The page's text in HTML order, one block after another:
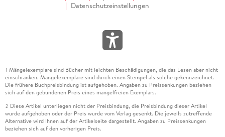
Datenschutzeinstellungen
1 Mängelexemplare sind Bücher mit leichten Beschädigungen, die das Lesen aber nicht
einschränken. Mängelexemplare sind durch einen Stempel als solche gekennzeichnet.
Die frühere Buchpreisbindung ist aufgehoben. Angaben zu Preissenkungen beziehen
sich auf den gebundenen Preis eines mangelfreien Exemplars.
2 Diese Artikel unterliegen nicht der Preisbindung, die Preisbindung dieser Artikel
wurde aufgehoben oder der Preis wurde vom Verlag gesenkt. Die jeweils zutreffende
Alternative wird Ihnen auf der Artikelseite dargestellt. Angaben zu Preissenkungen
beziehen sich auf den vorherigen Preis.